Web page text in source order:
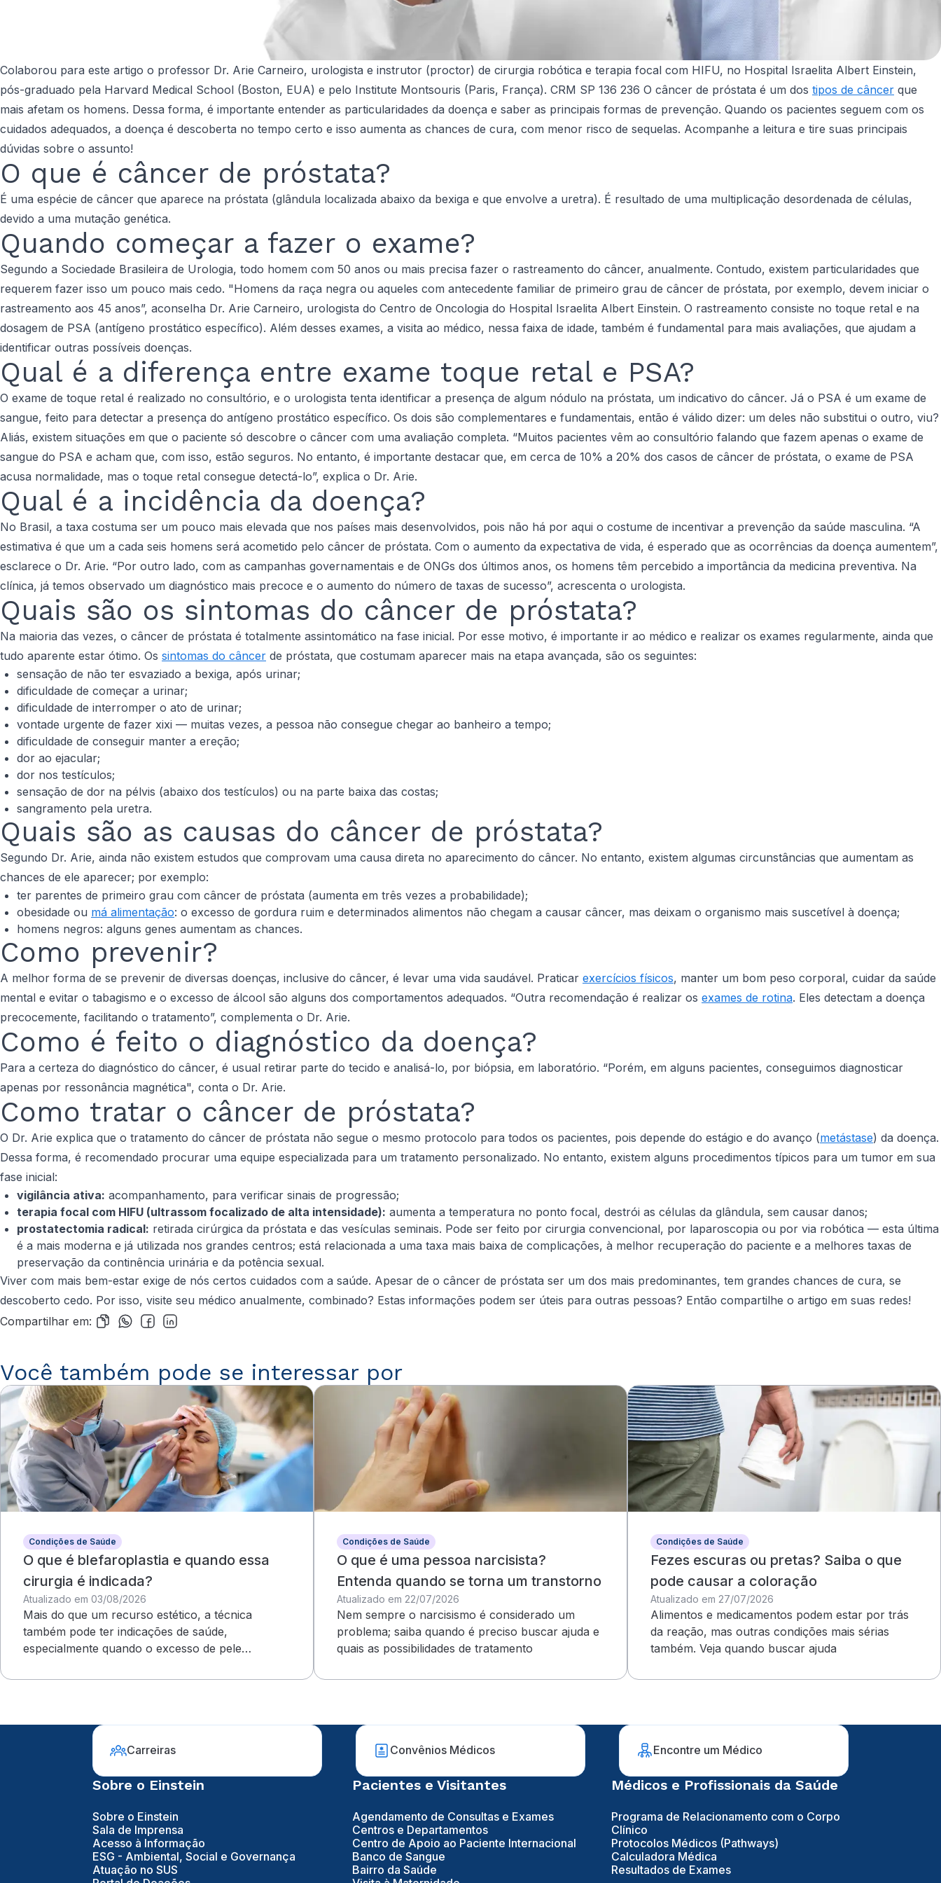
Colaborou para este artigo o professor Dr. Arie Carneiro, urologista e instrutor (proctor) de cirurgia robótica e terapia focal com HIFU, no Hospital Israelita Albert Einstein,
pós-graduado pela Harvard Medical School (Boston, EUA) e pelo Institute Montsouris (Paris, França). CRM SP 136 236 O câncer de próstata é um dos tipos de câncer que
mais afetam os homens. Dessa forma, é importante entender as particularidades da doença e saber as principais formas de prevenção. Quando os pacientes seguem com os
cuidados adequados, a doença é descoberta no tempo certo e isso aumenta as chances de cura, com menor risco de sequelas. Acompanhe a leitura e tire suas principais
dúvidas sobre o assunto!
O que é câncer de próstata?
É uma espécie de câncer que aparece na próstata (glândula localizada abaixo da bexiga e que envolve a uretra). É resultado de uma multiplicação desordenada de células,
devido a uma mutação genética.
Quando começar a fazer o exame?
Segundo a Sociedade Brasileira de Urologia, todo homem com 50 anos ou mais precisa fazer o rastreamento do câncer, anualmente. Contudo, existem particularidades que
requerem fazer isso um pouco mais cedo. "Homens da raça negra ou aqueles com antecedente familiar de primeiro grau de câncer de próstata, por exemplo, devem iniciar o
rastreamento aos 45 anos”, aconselha Dr. Arie Carneiro, urologista do Centro de Oncologia do Hospital Israelita Albert Einstein. O rastreamento consiste no toque retal e na
dosagem de PSA (antígeno prostático específico). Além desses exames, a visita ao médico, nessa faixa de idade, também é fundamental para mais avaliações, que ajudam a
identificar outras possíveis doenças.
Qual é a diferença entre exame toque retal e PSA?
O exame de toque retal é realizado no consultório, e o urologista tenta identificar a presença de algum nódulo na próstata, um indicativo do câncer. Já o PSA é um exame de
sangue, feito para detectar a presença do antígeno prostático específico. Os dois são complementares e fundamentais, então é válido dizer: um deles não substitui o outro, viu?
Aliás, existem situações em que o paciente só descobre o câncer com uma avaliação completa. “Muitos pacientes vêm ao consultório falando que fazem apenas o exame de
sangue do PSA e acham que, com isso, estão seguros. No entanto, é importante destacar que, em cerca de 10% a 20% dos casos de câncer de próstata, o exame de PSA
acusa normalidade, mas o toque retal consegue detectá-lo”, explica o Dr. Arie.
Qual é a incidência da doença?
No Brasil, a taxa costuma ser um pouco mais elevada que nos países mais desenvolvidos, pois não há por aqui o costume de incentivar a prevenção da saúde masculina. “A
estimativa é que um a cada seis homens será acometido pelo câncer de próstata. Com o aumento da expectativa de vida, é esperado que as ocorrências da doença aumentem”,
esclarece o Dr. Arie. “Por outro lado, com as campanhas governamentais e de ONGs dos últimos anos, os homens têm percebido a importância da medicina preventiva. Na
clínica, já temos observado um diagnóstico mais precoce e o aumento do número de taxas de sucesso”, acrescenta o urologista.
Quais são os sintomas do câncer de próstata?
Na maioria das vezes, o câncer de próstata é totalmente assintomático na fase inicial. Por esse motivo, é importante ir ao médico e realizar os exames regularmente, ainda que
tudo aparente estar ótimo. Os sintomas do câncer de próstata, que costumam aparecer mais na etapa avançada, são os seguintes:
sensação de não ter esvaziado a bexiga, após urinar;
dificuldade de começar a urinar;
dificuldade de interromper o ato de urinar;
vontade urgente de fazer xixi — muitas vezes, a pessoa não consegue chegar ao banheiro a tempo;
dificuldade de conseguir manter a ereção;
dor ao ejacular;
dor nos testículos;
sensação de dor na pélvis (abaixo dos testículos) ou na parte baixa das costas;
sangramento pela uretra.
Quais são as causas do câncer de próstata?
Segundo Dr. Arie, ainda não existem estudos que comprovam uma causa direta no aparecimento do câncer. No entanto, existem algumas circunstâncias que aumentam as
chances de ele aparecer; por exemplo:
ter parentes de primeiro grau com câncer de próstata (aumenta em três vezes a probabilidade);
obesidade ou má alimentação: o excesso de gordura ruim e determinados alimentos não chegam a causar câncer, mas deixam o organismo mais suscetível à doença;
homens negros: alguns genes aumentam as chances.
Como prevenir?
A melhor forma de se prevenir de diversas doenças, inclusive do câncer, é levar uma vida saudável. Praticar exercícios físicos, manter um bom peso corporal, cuidar da saúde
mental e evitar o tabagismo e o excesso de álcool são alguns dos comportamentos adequados. “Outra recomendação é realizar os exames de rotina. Eles detectam a doença
precocemente, facilitando o tratamento”, complementa o Dr. Arie.
Como é feito o diagnóstico da doença?
Para a certeza do diagnóstico do câncer, é usual retirar parte do tecido e analisá-lo, por biópsia, em laboratório. “Porém, em alguns pacientes, conseguimos diagnosticar
apenas por ressonância magnética", conta o Dr. Arie.
Como tratar o câncer de próstata?
O Dr. Arie explica que o tratamento do câncer de próstata não segue o mesmo protocolo para todos os pacientes, pois depende do estágio e do avanço (metástase) da doença.
Dessa forma, é recomendado procurar uma equipe especializada para um tratamento personalizado. No entanto, existem alguns procedimentos típicos para um tumor em sua
fase inicial:
vigilância ativa: acompanhamento, para verificar sinais de progressão;
terapia focal com HIFU (ultrassom focalizado de alta intensidade): aumenta a temperatura no ponto focal, destrói as células da glândula, sem causar danos;
prostatectomia radical: retirada cirúrgica da próstata e das vesículas seminais. Pode ser feito por cirurgia convencional, por laparoscopia ou por via robótica — esta última
é a mais moderna e já utilizada nos grandes centros; está relacionada a uma taxa mais baixa de complicações, à melhor recuperação do paciente e a melhores taxas de
preservação da continência urinária e da potência sexual.
Viver com mais bem-estar exige de nós certos cuidados com a saúde. Apesar de o câncer de próstata ser um dos mais predominantes, tem grandes chances de cura, se
descoberto cedo. Por isso, visite seu médico anualmente, combinado? Estas informações podem ser úteis para outras pessoas? Então compartilhe o artigo em suas redes!
Compartilhar em:
Você também pode se interessar por
Condições de Saúde
O que é blefaroplastia e quando essa
cirurgia é indicada?
Atualizado em 03/08/2026
Mais do que um recurso estético, a técnica
também pode ter indicações de saúde,
especialmente quando o excesso de pele
Condições de Saúde
O que é uma pessoa narcisista?
Entenda quando se torna um transtorno
Atualizado em 22/07/2026
Nem sempre o narcisismo é considerado um
problema; saiba quando é preciso buscar ajuda e
quais as possibilidades de tratamento
Condições de Saúde
Fezes escuras ou pretas? Saiba o que
pode causar a coloração
Atualizado em 27/07/2026
Alimentos e medicamentos podem estar por trás
da reação, mas outras condições mais sérias
também. Veja quando buscar ajuda
Carreiras Convênios Médicos Encontre um Médico
Sobre o Einstein
Sobre o Einstein
Sala de Imprensa
Acesso à Informação
ESG - Ambiental, Social e Governança
Atuação no SUS
Pacientes e Visitantes
Agendamento de Consultas e Exames
Centros e Departamentos
Centro de Apoio ao Paciente Internacional
Banco de Sangue
Bairro da Saúde
Médicos e Profissionais da Saúde
Programa de Relacionamento com o Corpo
Clínico
Protocolos Médicos (Pathways)
Calculadora Médica
Resultados de Exames